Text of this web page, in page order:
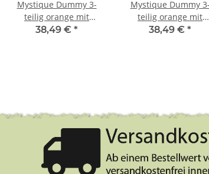
Mystique Dummy 3-
teilig orange mit
Kaninchenfell 2,0kg
38,49 € *
Mystique Dummy 3-
teilig orange mit
Kaninchenfell 4,0kg
38,49 € *